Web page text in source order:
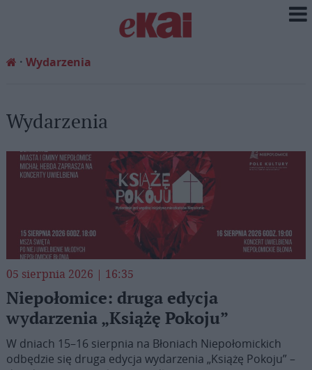
Wydarzenia
Wydarzenia
05 sierpnia 2026 | 16:35
Niepołomice: druga edycja
wydarzenia „Książę Pokoju”
W dniach 15–16 sierpnia na Błoniach Niepołomickich
odbędzie się druga edycja wydarzenia „Książę Pokoju” –